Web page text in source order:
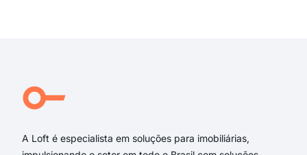
A Loft é especialista em soluções para imobiliárias,